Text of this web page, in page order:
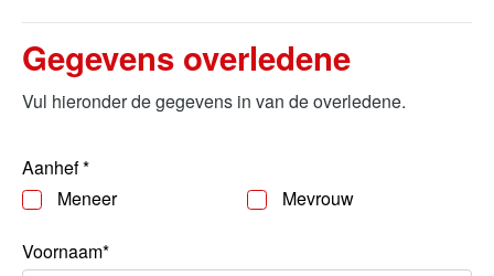
Gegevens overledene
Vul hieronder de gegevens in van de overledene.
Aanhef *
Meneer
Mevrouw
Voornaam*